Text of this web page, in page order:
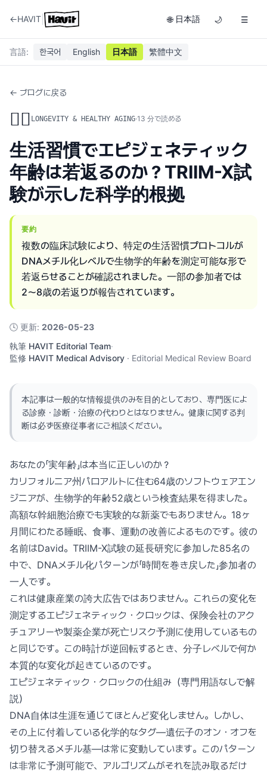
←HAVIT 🌐 日本語 🌙 ☰
言語: 한국어 English 日本語 繁體中文
← ブログに戻る
🏃‍♂️ LONGEVITY & HEALTHY AGING·13 分で読める
生活習慣でエピジェネティック
年齢は若返るのか？TRIIM-X試
験が示した科学的根拠
要約
複数の臨床試験により、特定の生活習慣プロトコルが
DNAメチル化レベルで生物学的年齢を測定可能な形で
若返らせることが確認されました。一部の参加者では
2〜8歳の若返りが報告されています。
🕓 更新: 2026-05-23
執筆 HAVIT Editorial Team·
監修 HAVIT Medical Advisory · Editorial Medical Review Board
本記事は一般的な情報提供のみを目的としており、専門医によ
る診療・診断・治療の代わりとはなりません。健康に関する判
断は必ず医療従事者にご相談ください。
あなたの「実年齢」は本当に正しいのか？
カリフォルニア州パロアルトに住む64歳のソフトウェアエン
ジニアが、生物学的年齢52歳という検査結果を得ました。
高額な幹細胞治療でも実験的な新薬でもありません。18ヶ
月間にわたる睡眠、食事、運動の改善によるものです。彼の
名前はDavid。TRIIM-X試験の延長研究に参加した85名の
中で、DNAメチル化パターンが「時間を巻き戻した」参加者の
一人です。
これは健康産業の誇大広告ではありません。これらの変化を
測定するエピジェネティック・クロックは、保険会社のアク
チュアリーや製薬企業が死亡リスク予測に使用しているもの
と同じです。この時計が逆回転するとき、分子レベルで何か
本質的な変化が起きているのです。
エピジェネティック・クロックの仕組み（専門用語なしで解
説）
DNA自体は生涯を通じてほとんど変化しません。しかし、
その上に付着している化学的なタグ—遺伝子のオン・オフを
切り替えるメチル基—は常に変動しています。このパターン
は非常に予測可能で、アルゴリズムがそれを読み取るだけ